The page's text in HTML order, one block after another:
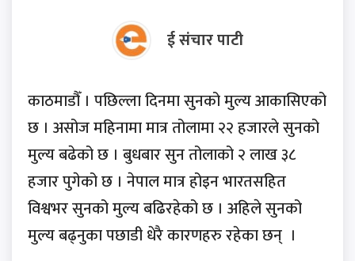
ई संचार पाटी
काठमाडौँ । पछिल्ला दिनमा सुनको मुल्य आकासिएको
छ । असोज महिनामा मात्र तोलामा २२ हजारले सुनको
मुल्य बढेको छ । बुधबार सुन तोलाको २ लाख ३८
हजार पुगेको छ । नेपाल मात्र होइन भारतसहित
विश्वभर सुनको मुल्य बढिरहेको छ । अहिले सुनको
मुल्य बढ्नुका पछाडी धेरै कारणहरु रहेका छन् ।